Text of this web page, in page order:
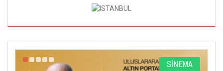
SİNEMA